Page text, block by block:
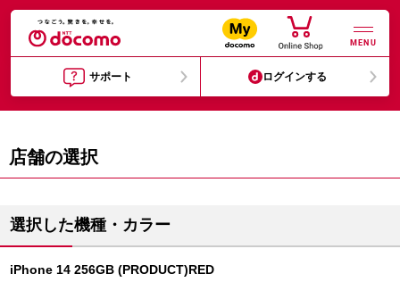
MENU
サポート ログインする
店舗の選択
選択した機種・カラー
iPhone 14 256GB (PRODUCT)RED